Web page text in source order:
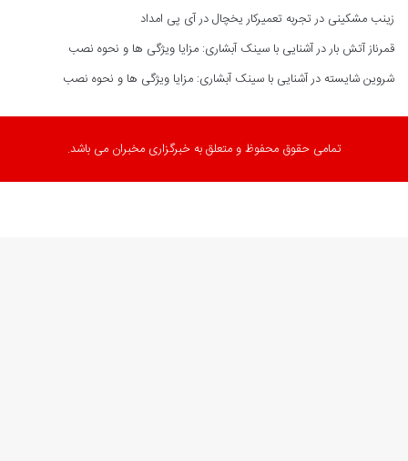
زینب مشکینی درتجربه تعمیرکار یخچال در آی پی امداد
قمرناز آتش باردرآشنایی با سینک آبشاری: مزایا ویژگی ها و نحوه نصب
شروین شایسته درآشنایی با سینک آبشاری: مزایا ویژگی ها و نحوه نصب
تمامی حقوق محفوظ و متعلق به خبرگزاری مخبران می باشد.